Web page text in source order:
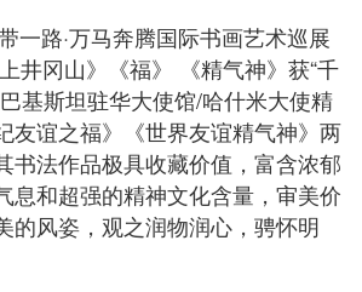
一路·万马奔腾国际书画艺术巡展
井冈山》《福》 《精气神》获“千
基斯坦驻华大使馆/哈什米大使精
友谊之福》《世界友谊精气神》两
书法作品极具收藏价值，富含浓郁
息和超强的精神文化含量，审美价
的风姿，观之润物润心，骋怀明